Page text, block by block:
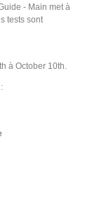
- Main met à
tests sont
à October 10th.